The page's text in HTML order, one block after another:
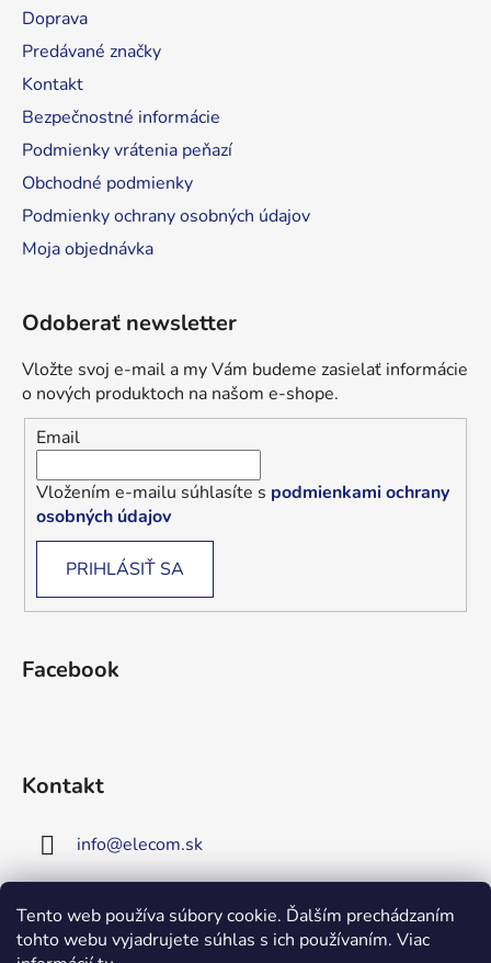
Tento web používa súbory cookie. Ďalším prechádzaním
tohto webu vyjadrujete súhlas s ich používaním. Viac
Upozornenie!
Doprava
Predávané značky
Kontakt
Bezpečnostné informácie
Podmienky vrátenia peňazí
Obchodné podmienky
Podmienky ochrany osobných údajov
Moja objednávka
Odoberať newsletter
Vložte svoj e-mail a my Vám budeme zasielať informácie
o nových produktoch na našom e-shope.
Email
Vložením e-mailu súhlasíte s podmienkami ochrany
osobných údajov
PRIHLÁSIŤ SA
Facebook
Kontakt
info@elecom.sk